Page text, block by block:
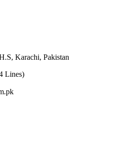
Karachi, Pakistan
Lines)